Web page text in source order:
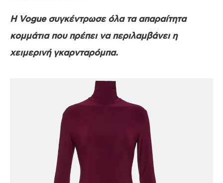
Η Vogue συγκέντρωσε όλα τα απαραίτητα
κομμάτια που πρέπει να περιλαμβάνει η
χειμερινή γκαρνταρόμπα.